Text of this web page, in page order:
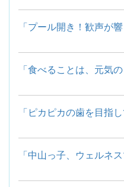
「プール開き！歓声が響
「食べることは、元気の
「ピカピカの歯を目指し
「中山っ子、ウェルネ